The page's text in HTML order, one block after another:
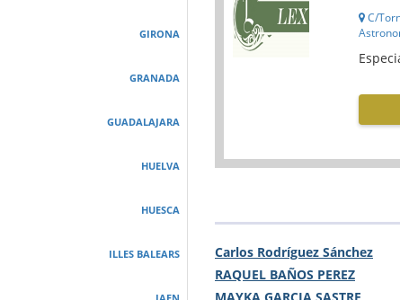
GIRONA
GRANADA
GUADALAJARA
HUELVA
HUESCA
ILLES BALEARS
C/
Carlos Rodríguez Sánchez
RAQUEL BAÑOS PEREZ